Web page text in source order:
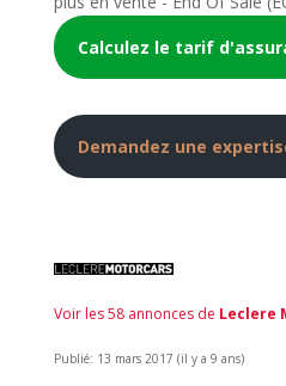
Calculez le tarif
Demandez une
Voir les 58 annonces de Leclere
Publié: 13 mars 2017 (il y a 9 ans)